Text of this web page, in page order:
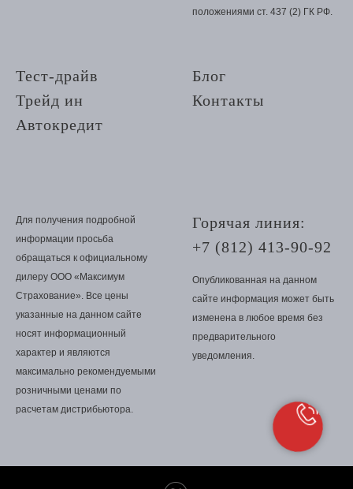
положениями ст. 437 (2) ГК РФ.
Тест-драйв
Трейд ин
Автокредит
Для получения подробной
информации просьба
обращаться к официальному
дилеру ООО «Максимум
Страхование». Все цены
указанные на данном сайте
носят информационный
характер и являются
максимально рекомендуемыми
розничными ценами по
расчетам дистрибьютора.
Блог
Контакты
Горячая линия:
+7 (812) 413-90-92
Опубликованная на данном
сайте информация может быть
изменена в любое время без
предварительного
уведомления.